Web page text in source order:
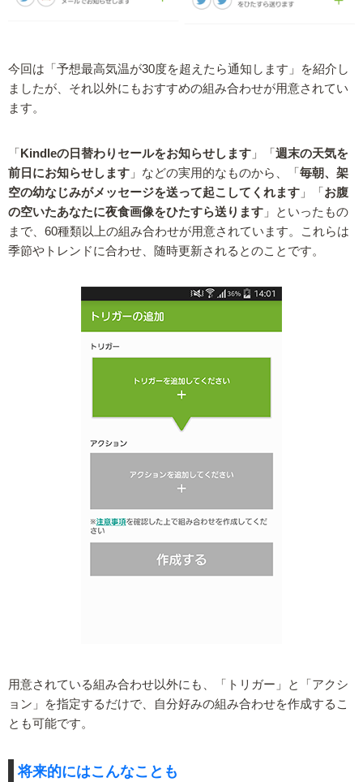
今回は「予想最高気温が30度を超えたら通知します」を紹介し
ましたが、それ以外にもおすすめの組み合わせが用意されてい
ます。
「 Kindleの日替わりセールをお知らせします 」「 週末の天気を
前日にお知らせします 」などの実用的なものから、「 毎朝、架
空の幼なじみがメッセージを送って起こしてくれます 」「 お腹
の空いたあなたに夜食画像をひたすら送ります 」といったもの
まで、60種類以上の組み合わせが用意されています。これらは
季節やトレンドに合わせ、随時更新されるとのことです。
用意されている組み合わせ以外にも、「トリガー」と「アクシ
ョン」を指定するだけで、自分好みの組み合わせを作成するこ
とも可能です。
将来的にはこんなことも